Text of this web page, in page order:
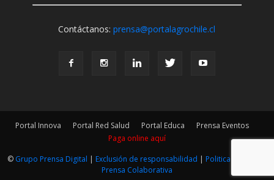
Contáctanos:prensa@portalagrochile.cl
Portal Innova Portal Red Salud Portal Educa
Prensa Eventos
Paga online aquí
© Grupo Prensa Digital | Exclusión de responsabilidad | Politica Editorial
Prensa Colaborativa